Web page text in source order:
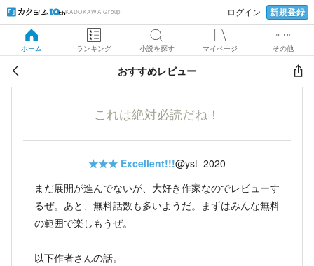
KADOKAWA Group ログイン 新規登録
ホーム ランキング 小説を探す マイページ その他
おすすめレビュー
これは絶対必読だね！
★★★ Excellent!!!@yst_2020
まだ展開が進んでないが、大好き作家なのでレビューす
るぜ。あと、無料話数も多いようだ。まずはみんな無料
の範囲で楽しもうぜ。
以下作者さんの話。